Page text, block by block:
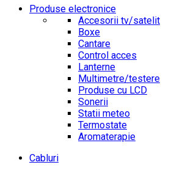
Produse electronice
Accesorii tv/satelit
Boxe
Cantare
Control acces
Lanterne
Multimetre/testere
Produse cu LCD
Sonerii
Statii meteo
Termostate
Aromaterapie
Cabluri